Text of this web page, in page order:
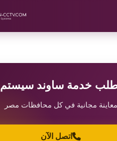
خدمة ساوند سيستم
معاينة مجانية في كل محافظات مصر
اتصل الآن